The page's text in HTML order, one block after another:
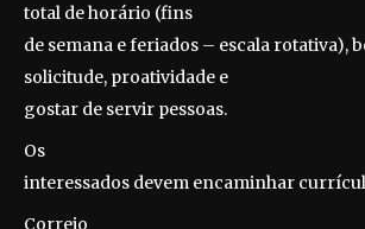
total de horário (fins
de semana e feriados – escala rotativa),
solicitude, proatividade e
gostar de servir pessoas.
Os
interessados devem encaminhar
Correio